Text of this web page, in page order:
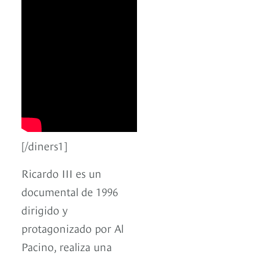
[/diners1]
Ricardo III es un
documental de 1996
dirigido y
protagonizado por Al
Pacino, realiza una